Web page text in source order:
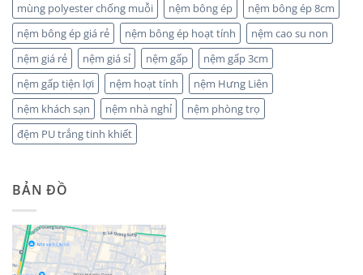
mùng polyester chống muỗi
nệm bông ép
nệm bông ép 8cm
nệm bông ép giá rẻ
nệm bông ép hoạt tính
nệm cao su non
nệm giá rẻ
nệm giá sỉ nệm gấp
nệm gấp 3cm
nệm gấp tiện lợi
nệm hoạt tính
nệm Hưng Liên
nệm khách sạn
nệm nhà nghỉ
nệm phòng trọ
đệm PU trắng tinh khiết
BẢN ĐỒ